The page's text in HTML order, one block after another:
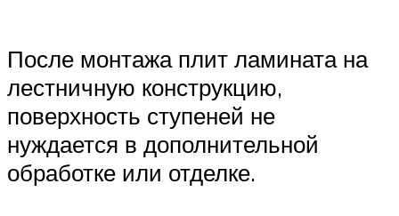
После монтажа плит ламината на
лестничную конструкцию,
поверхность ступеней не
нуждается в дополнительной
обработке или отделке.